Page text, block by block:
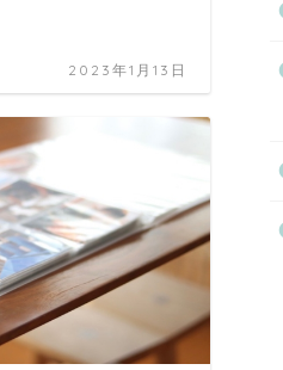
2023年1月13日